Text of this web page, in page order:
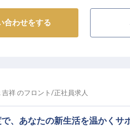
の情報です
た本格和食の調理スキルを活かせ
まで、和食料理人としての経験を
切にする、成長できる職場環境】
、さらなる技術向上を目指せる環
ため、マネジメントスキルも自然
合わせをする
吉祥のフロント /正社員求人
、あなたの新生活を温かくサ